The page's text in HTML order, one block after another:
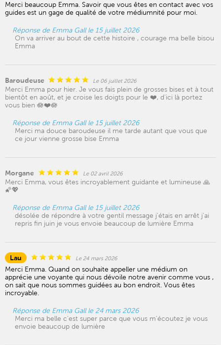
Merci beaucoup Emma. Savoir que vous êtes en contact avec vos
guides est un gage de qualité de votre médiumnité pour moi.
Réponse de Emma Gall le 15 juillet 2026
On va arriver au bout de cette histoire , courage ma belle bisou
Emma
Baroudeuse Le 06 juillet 2026
Merci Emma pour hier. Je vous fais plein de grosses bises et à tout
bientôt en août, et je croise les doigts pour le ❤️, d'ici là portez
vous bien 🪷❤️🪷
Réponse de Emma Gall le 15 juillet 2026
Merci ma douce baroudeuse il me tarde autant que vous que
ce jour vienne grosse bise Emma
Morgane Le 02 avril 2026
Merci Emma, vous êtes incroyablement guidante et lumineuse 🙏
🌠💖
Réponse de Emma Gall le 15 juillet 2026
désolée de répondre à votre gentil message j'étais en arrêt j'ai
repris fin juin je vous envoie beaucoup de lumière Emma
Lau Le 24 mars 2026
Merci Emma. Quand on souhaite appeller une médium on
apprécie une voyante qui nous dévoile notre avenir comme vous ,
on sait que nous sommes guidées au bon endroit. Vous êtes
incroyable.
Réponse de Emma Gall le 24 mars 2026
Merci ma belle c'est super parce que vous m'écoutez je vous
envoie beaucoup de lumière